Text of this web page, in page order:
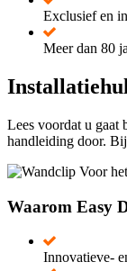
Exclusief en
Meer dan 80
Lees voordat u gaat
handleiding door.
Waarom Easy
Innovatieve-